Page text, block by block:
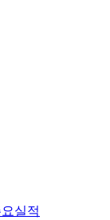
실적